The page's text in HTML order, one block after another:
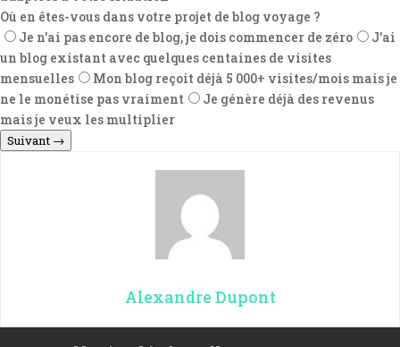
Où en êtes-vous dans votre projet de blog voyage ?
Je n'ai pas encore de blog, je dois commencer de zéro
J'ai
un blog existant avec quelques centaines de visites
mensuelles
Mon blog reçoit déjà 5 000+ visites/mois mais je
ne le monétise pas vraiment
Je génère déjà des revenus
mais je veux les multiplier
Suivant →
Alexandre Dupont